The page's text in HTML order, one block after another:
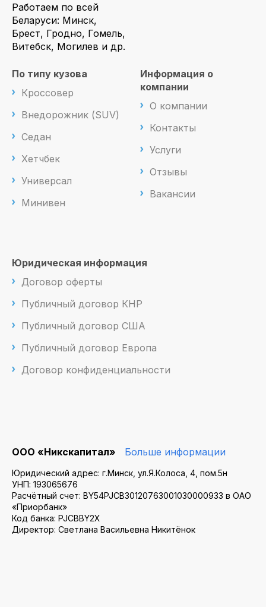
Работаем по всей
Беларуси: Минск,
Брест, Гродно, Гомель,
Витебск, Могилев и др.
По типу кузова
Кроссовер
Внедорожник (SUV)
Седан
Хетчбек
Универсал
Минивен
Информация о
компании
О компании
Контакты
Услуги
Отзывы
Вакансии
Юридическая информация
Договор оферты
Публичный договор КНР
Публичный договор США
Публичный договор Европа
Договор конфиденциальности
ООО «Никскапитал» Больше информации
Юридический адрес: г.Минск, ул.Я.Колоса, 4, пом.5н
УНП: 193065676
Расчётный счет: BY54PJCB30120763001030000933 в ОАО
«Приорбанк»
Код банка: PJCBBY2X
Директор: Светлана Васильевна Никитёнок